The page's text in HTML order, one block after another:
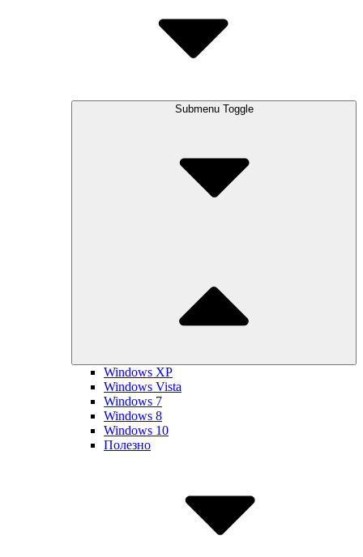
Submenu Toggle
Windows XP
Windows Vista
Windows 7
Windows 8
Windows 10
Полезно